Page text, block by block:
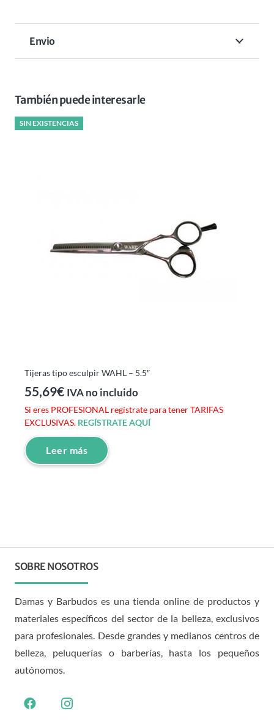
Envio
También puede interesarle
SIN EXISTENCIAS
Tijeras tipo esculpir WAHL – 5.5″
55,69€ IVA no incluido
Si eres PROFESIONAL regístrate para tener TARIFAS
EXCLUSIVAS. REGÍSTRATE AQUÍ
Leer más
SOBRE NOSOTROS
Damas y Barbudos es una tienda online de productos y
materiales específicos del sector de la belleza, exclusivos
para profesionales. Desde grandes y medianos centros de
belleza, peluquerías o barberías, hasta los pequeños
autónomos.